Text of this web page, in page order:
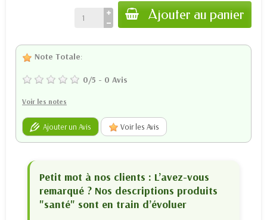
Ajouter au panier
Note Totale:
0/5 - 0 Avis
Voir les notes
Ajouter un Avis Voir les Avis
Petit mot à nos clients : L’avez-vous
remarqué ? Nos descriptions produits
"santé" sont en train d’évoluer